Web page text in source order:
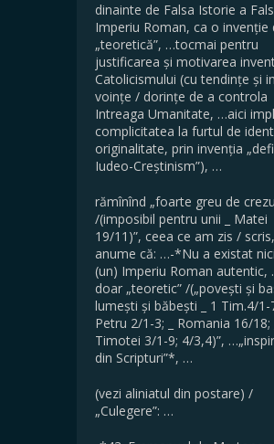
dinainte de Falsa Istorie a
Imperiu Roman, ca o invenție
„teoretică”, …tocmai pentru
justificarea și motivarea
Catolicismului (cu tendințe și
voințe / dorințe de a controla
Intreaga Umanitate, …aici
complicitatea la furtul de
originalitate, prin invenția
Iudeo-Creștinism”), …
rămînînd „foarte greu de
/(imposibil pentru unii _ Matei
19/11)”, ceea ce am zis / scris,
anume că: …-*Nu a existat
(un) Imperiu Roman autentic,
doar „teoretic” /(„povești și
lumești și băbești _ 1 Tim.4/1-
Petru 2/1-3; _ Romania 16/18;
Timotei 3/1-9; 4/3,4)”,
din Scripturi”*, …
(vezi aliniatul din postare) /
„Culegere”: …